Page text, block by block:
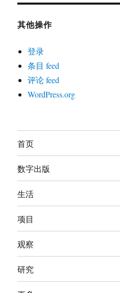
其他操作
登录
条目 feed
评论 feed
WordPress.org
首页
数字出版
生活
项目
观察
研究